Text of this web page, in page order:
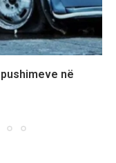
në